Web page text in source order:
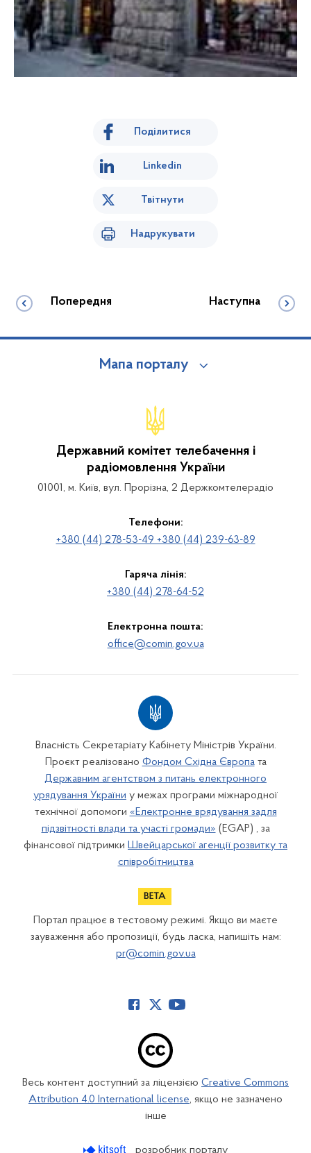
Поділитися
Linkedin
Твітнути
Надрукувати
Попередня Наступна
Мапа порталу
Державний комітет телебачення і
радіомовлення України
01001, м. Київ, вул. Прорізна, 2 Держкомтелерадіо
Телефони:
+380 (44) 278-53-49 +380 (44) 239-63-89
Гаряча лінія:
+380 (44) 278-64-52
Електронна пошта:
office@comin.gov.ua
Власність Секретаріату Кабінету Міністрів України.
Проєкт реалізовано Фондом Східна Європата
Державним агентством з питань електронного
урядування України у межах програми міжнародної
технічної допомоги «Електронне врядування задля
підзвітності влади та участі громади» (EGAP) , за
фінансової підтримки Швейцарської агенції розвитку та
співробітництва
Портал працює в тестовому режимі. Якщо ви маєте
зауваження або пропозиції, будь ласка, напишіть нам:
pr@comin.gov.ua
Весь контент доступний за ліцензією Creative Commons
Attribution 4.0 International license, якщо не зазначено
інше
розробник порталу